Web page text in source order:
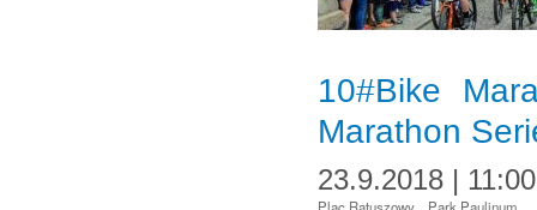
10#Bike
Marathon
23.9.2018 | 11:00